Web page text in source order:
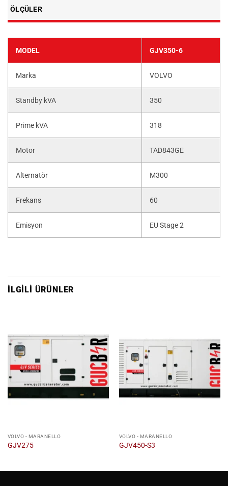
ÖLÇÜLER
MODEL GJV350-6
Marka VOLVO
Standby kVA 350
Prime kVA 318
Motor TAD843GE
Alternatör M300
Frekans 60
Emisyon EU Stage 2
İLGILI ÜRÜNLER
VOLVO - MARANELLO
GJV275
VOLVO - MARANELLO
GJV450-S3